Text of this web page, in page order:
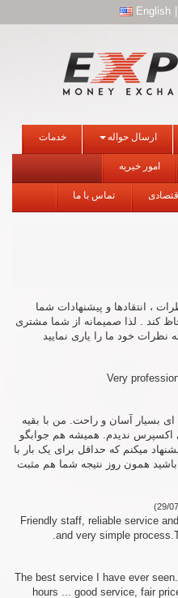
English
ارسال حواله خدمات
امور خیریه
تماس با ما
، انتقادها و پیشنهادات شما
کند . لذا صمیمانه از شما مشتری
نظرات خود ما را یاری نمایید
Very
سریع و پروسه ای بسیار آسان و راحت. من با بقیه
اکسپرس ندیدم. همیشه هم جوابگو
میکنم که حداقل برای یک بار با
همون روز نتیجه شما هم مثبت
Friendly staff, reliable service
and very simple
The best service I have ever
hours ... good service, fair